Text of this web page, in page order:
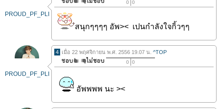
PROUD_PF_PLI
0 0
สนุกๆๆๆๆ อัพ>< เปนกำลังใจกิ้วๆๆ
PROUD_PF_PLI
4 เมื่อ 22 พฤศจิกายน พ.ศ. 2556 19.07 น. ^TOP
0 0
อัพพพพ นะ ><